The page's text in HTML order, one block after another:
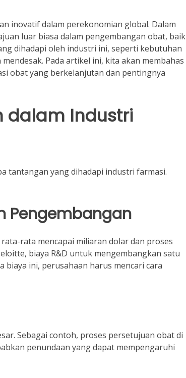
inovatif dalam perekonomian global. Dalam
luar biasa dalam pengembangan obat, baik
dihadapi oleh industri ini, seperti kebutuhan
Pada artikel ini, kita akan membahas
obat yang berkelanjutan dan pentingnya
dalam Industri
tantangan yang dihadapi industri farmasi.
Pengembangan
rata mencapai miliaran dolar dan proses
biaya R&D untuk mengembangkan satu
biaya ini, perusahaan harus mencari cara
Sebagai contoh, proses persetujuan obat di
penundaan yang dapat mempengaruhi